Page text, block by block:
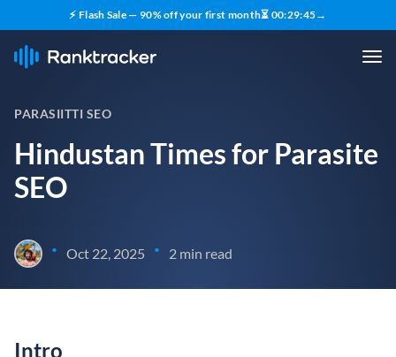
⚡ Flash Sale — 90% off your first month⏳ 00:29:45→
PARASIITTI SEO
Hindustan Times for Parasite
SEO
• Oct 22, 2025 • 2 min read
Intro